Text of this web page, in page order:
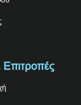
Επιτροπές